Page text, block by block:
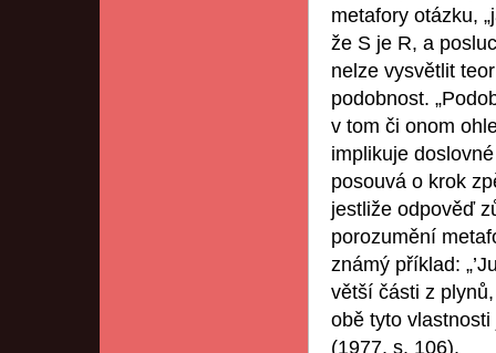
metafory otázku,
že S je R, a
nelze vysvětlit
podobnost.
v tom či onom
implikuje
posouvá o krok
jestliže odpověď
porozumění
známý příklad:
větší části z
obě tyto
(1977, s. 106).